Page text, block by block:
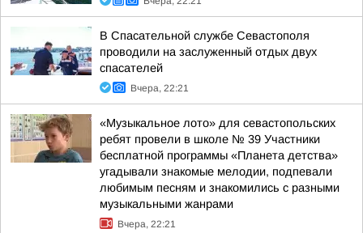
В Спасательной службе Севастополя
проводили на заслуженный отдых двух
спасателей
Вчера, 22:21
«Музыкальное лото» для севастопольских
ребят провели в школе № 39 Участники
бесплатной программы «Планета детства»
угадывали знакомые мелодии, подпевали
любимым песням и знакомились с разными
музыкальными жанрами
Вчера, 22:21